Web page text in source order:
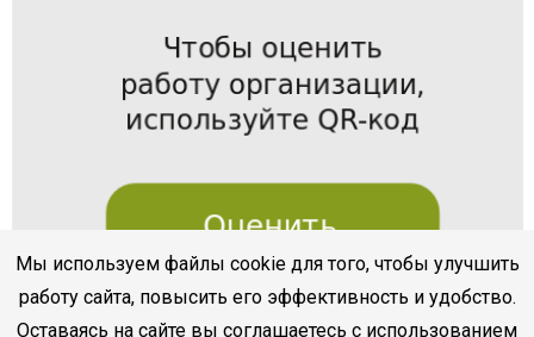
Мы используем файлы cookie для того, чтобы улучшить
работу сайта, повысить его эффективность и удобство.
Оставаясь на сайте вы соглашаетесь с использованием